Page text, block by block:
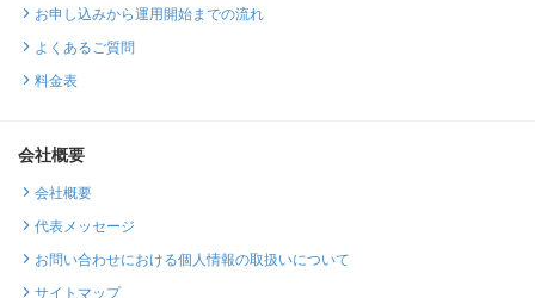
お申し込みから運用開始までの流れ
よくあるご質問
料金表
会社概要
会社概要
代表メッセージ
お問い合わせにおける個人情報の取扱いについて
サイトマップ